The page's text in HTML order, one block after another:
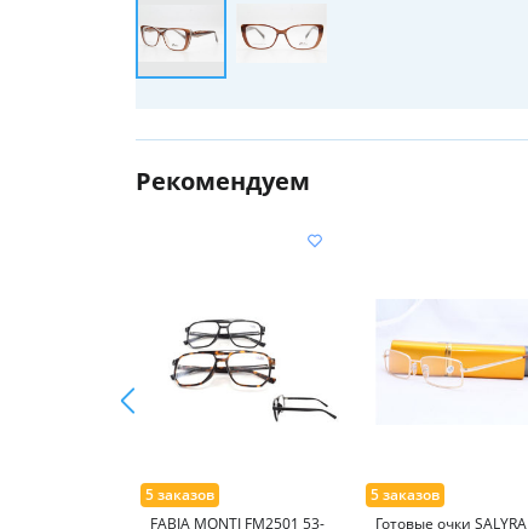
Рекомендуем
FABIA MONTI FM2501 53- Готовые очки SALYRA